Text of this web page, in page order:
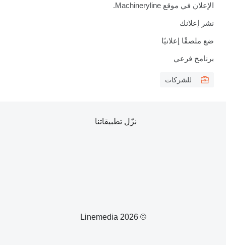
الإعلان في موقع Machineryline.
نشر إعلانك
ضع ملصقًا إعلانيًا
برنامج فرعي
للشركات
© 2026 Linemedia
نزّل تطبيقاتنا